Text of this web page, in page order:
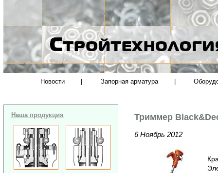
Новости Запорная арматура
Наша продукция Триммер
6 Ноябрь 2012